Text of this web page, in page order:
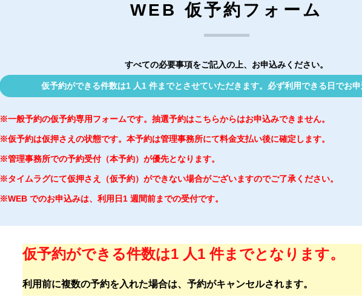
WEB 仮予約フォーム
すべての必要事項をご記入の上、お申込みください。
仮予約ができる件数は1 人1 件までとさせていただきます。必ず利用できる日でお
※一般予約の仮予約専用フォームです。抽選予約はこちらからはお申込みできません。
※仮予約は仮押さえの状態です。本予約は管理事務所にて料金支払い後に確定します。
※管理事務所での予約受付（本予約）が優先となります。
※タイムラグにて仮押さえ（仮予約）ができない場合がございますのでご了承ください。
※WEB でのお申込みは、利用日1 週間前までの受付です。
仮予約ができる件数は1 人1 件までとなります。
利用前に複数の予約を入れた場合は、予約がキャンセルされます。